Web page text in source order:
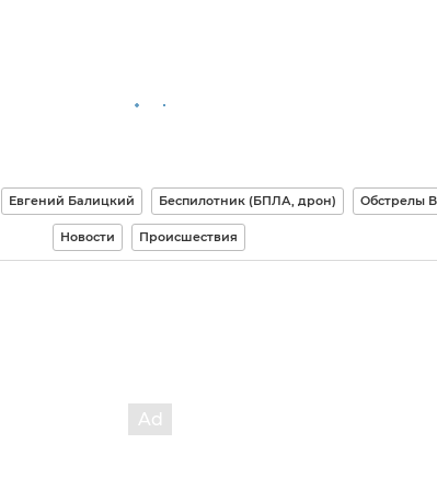
Евгений Балицкий Беспилотник (БПЛА, дрон) Обстрелы
Новости Происшествия